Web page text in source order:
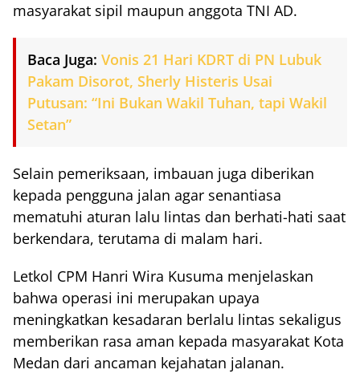
masyarakat sipil maupun anggota TNI AD.
Baca Juga: Vonis 21 Hari KDRT di PN Lubuk
Pakam Disorot, Sherly Histeris Usai
Putusan: “Ini Bukan Wakil Tuhan, tapi Wakil
Setan”
Selain pemeriksaan, imbauan juga diberikan
kepada pengguna jalan agar senantiasa
mematuhi aturan lalu lintas dan berhati-hati saat
berkendara, terutama di malam hari.
Letkol CPM Hanri Wira Kusuma menjelaskan
bahwa operasi ini merupakan upaya
meningkatkan kesadaran berlalu lintas sekaligus
memberikan rasa aman kepada masyarakat Kota
Medan dari ancaman kejahatan jalanan.